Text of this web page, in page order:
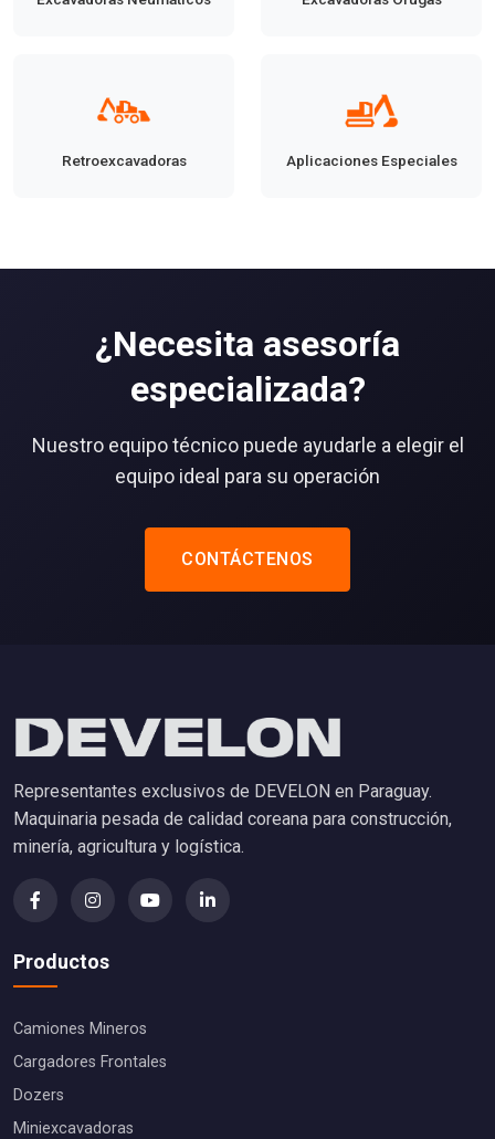
Retroexcavadoras Aplicaciones Especiales
¿Necesita asesoría
especializada?
Nuestro equipo técnico puede ayudarle a elegir el
equipo ideal para su operación
CONTÁCTENOS
Representantes exclusivos de DEVELON en Paraguay.
Maquinaria pesada de calidad coreana para construcción,
minería, agricultura y logística.
Productos
Camiones Mineros
Cargadores Frontales
Dozers
Miniexcavadoras